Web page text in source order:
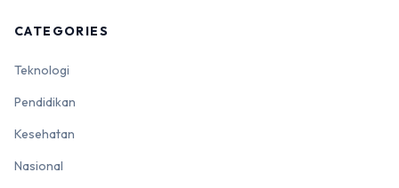
CATEGORIES
Teknologi
Pendidikan
Kesehatan
Nasional